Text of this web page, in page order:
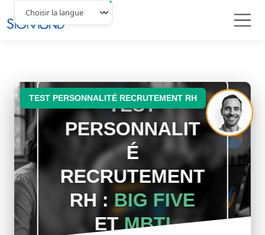
Navbar
TEST PERSONNALITÉ RECRUTEMENT RH
TEST
PERSONNALIT
É
RECRUTEMENT
RH : BIG FIVE
ETMBTI